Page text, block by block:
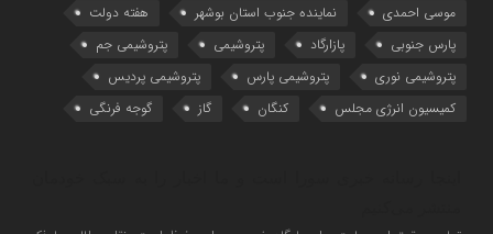
موسی احمدی
نماینده جنوب استان بوشهر
هفته دولت
پارس جنوبی
پازارگاد پتروشیمی
پتروشیمی جم
پتروشیمی نوری
پتروشیمی پارس
پتروشیمی پردیس
کمیسیون انرژی مجلس
کنگان گاز گوجه فرنگی